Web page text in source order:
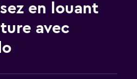
en louant
avec